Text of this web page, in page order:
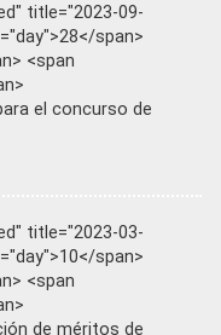
title="2023-09-
span>
<span
el concurso de
title="2023-03-
span>
<span
de méritos de